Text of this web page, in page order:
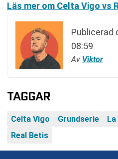
Läs mer om Celta Vigo vs
Publicerad
08:59
Av Viktor
TAGGAR
Celta Vigo Grundserie
Real Betis